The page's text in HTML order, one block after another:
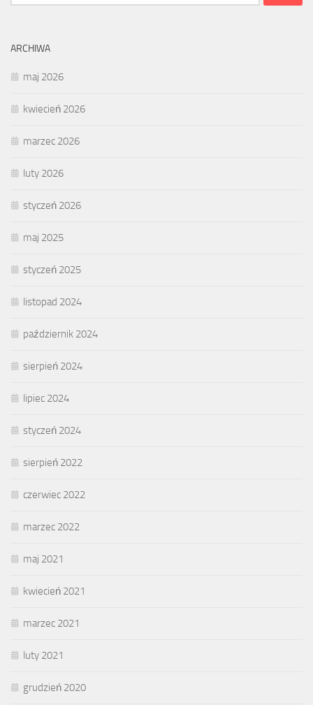
ARCHIWA
maj 2026
kwiecień 2026
marzec 2026
luty 2026
styczeń 2026
maj 2025
styczeń 2025
listopad 2024
październik 2024
sierpień 2024
lipiec 2024
styczeń 2024
sierpień 2022
czerwiec 2022
marzec 2022
maj 2021
kwiecień 2021
marzec 2021
luty 2021
grudzień 2020